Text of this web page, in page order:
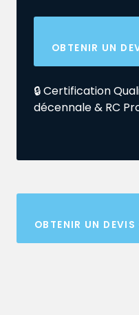
OBTENIR UN
🔒 Certification
décennale & RC
OBTENIR UN